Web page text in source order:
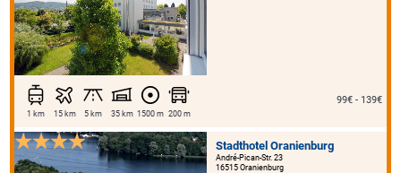
1 km 15 km 5 km 35 km 1500 m 200 m
99€ - 139€
Stadthotel Oranienburg
André-Pican-Str. 23
16515 Oranienburg